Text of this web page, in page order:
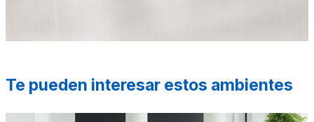
Te pueden interesar estos ambientes